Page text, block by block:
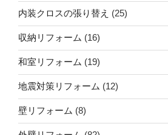
内装クロスの張り替え (25)
収納リフォーム (16)
和室リフォーム (19)
地震対策リフォーム (12)
壁リフォーム (8)